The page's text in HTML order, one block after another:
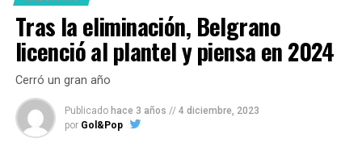
En cuanto a posibles refuerzos suenan Francisco
González Metilli e Iván Gómez de Estudiantes de La
Plata a quien le hicieron una oferta y fue rechazada por
el club pincharrata.
por el jugador de 26 años que jugó en Newells donde
disputó 42 partidos, marcó dos goles y dió dos
Tras la eliminación, Belgrano
licenció al plantel y piensa en 2024
Cerró un gran año
Publicado hace 3 años // 4 diciembre, 2023
por Gol&Pop